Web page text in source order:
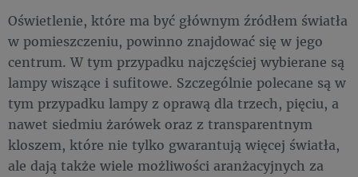
Oświetlenie, które ma być głównym źródłem światła
w pomieszczeniu, powinno znajdować się w jego
centrum. W tym przypadku najczęściej wybierane są
lampy wiszące i sufitowe. Szczególnie polecane są w
tym przypadku lampy z oprawą dla trzech, pięciu, a
nawet siedmiu żarówek oraz z transparentnym
kloszem, które nie tylko gwarantują więcej światła,
ale dają także wiele możliwości aranżacyjnych za